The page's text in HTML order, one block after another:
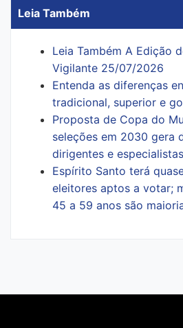
Leia Também
Leia Também A Edição
Vigilante 25/07/2026
Entenda as diferenças
tradicional, superior e
Proposta de Copa do
seleções em 2030 gera
dirigentes e especialistas
Espírito Santo terá
eleitores aptos a votar;
45 a 59 anos são